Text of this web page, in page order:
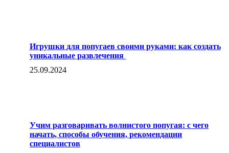
Игрушки для попугаев своими руками: как создать
уникальные развлечения
25.09.2024
Учим разговаривать волнистого попугая: с чего
начать, способы обучения, рекомендации
специалистов